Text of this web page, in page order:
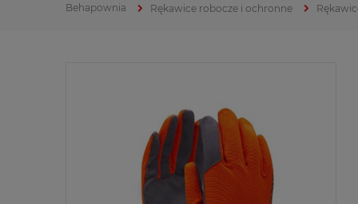
Rękawice robocze i ochronne